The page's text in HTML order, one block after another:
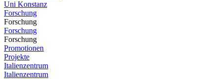
Uni Konstanz
Forschung
Forschung
Forschung
Forschung
Promotionen
Projekte
Italienzentrum
Italienzentrum